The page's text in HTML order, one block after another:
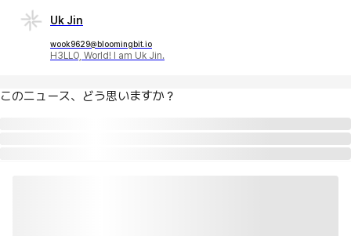
Uk Jin
wook9629@bloomingbit.io
H3LLO, World! I am Uk Jin.
このニュース、どう思いますか？